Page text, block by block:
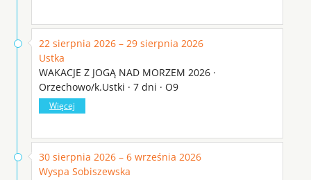
22 sierpnia 2026 – 29 sierpnia 2026
Ustka
WAKACJE Z JOGĄ NAD MORZEM 2026 ·
Orzechowo/k.Ustki · 7 dni · O9
Więcej
30 sierpnia 2026 – 6 września 2026
Wyspa Sobiszewska